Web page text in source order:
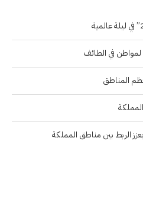
في الطائف
المناطق
الربط بين مناطق المملكة